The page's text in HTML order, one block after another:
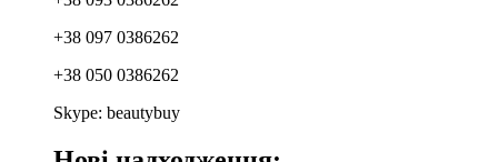
+38 097 0386262
+38 050 0386262
Skype: beautybuy